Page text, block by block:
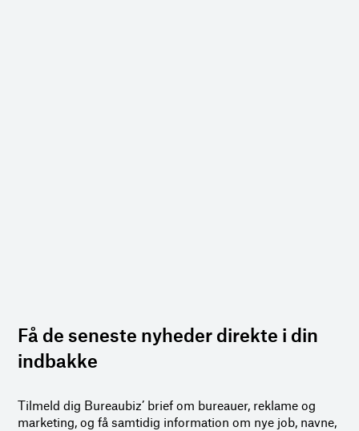
Få de seneste nyheder direkte i din
indbakke
Tilmeld dig Bureaubiz’ brief om bureauer, reklame og
marketing, og få samtidig information om nye job, navne,